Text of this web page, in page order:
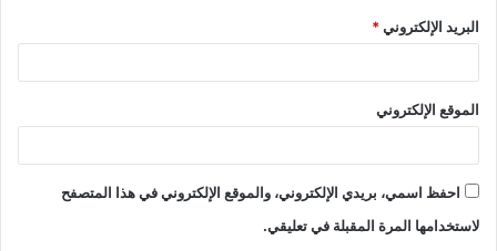
البريد الإلكتروني*
الموقع الإلكتروني
احفظ اسمي، بريدي الإلكتروني، والموقع الإلكتروني في هذا المتصفح
لاستخدامها المرة المقبلة في تعليقي.